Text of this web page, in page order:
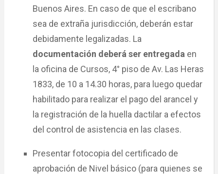
Buenos Aires. En caso de que el escribano
sea de extraña jurisdicción, deberán estar
debidamente legalizadas. La
documentación deberá ser entregada en
la oficina de Cursos, 4° piso de Av. Las Heras
1833, de 10 a 14.30 horas, para luego quedar
habilitado para realizar el pago del arancel y
la registración de la huella dactilar a efectos
del control de asistencia en las clases.
Presentar fotocopia del certificado de
aprobación de Nivel básico (para quienes se